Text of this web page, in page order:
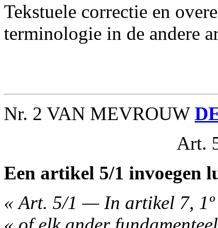
Tekstuele correctie en
terminologie in de andere
Nr. 2 VAN MEVROUW
Art.
Een artikel 5/1 invoegen
« Art. 5/1 — In artikel 7, 1º